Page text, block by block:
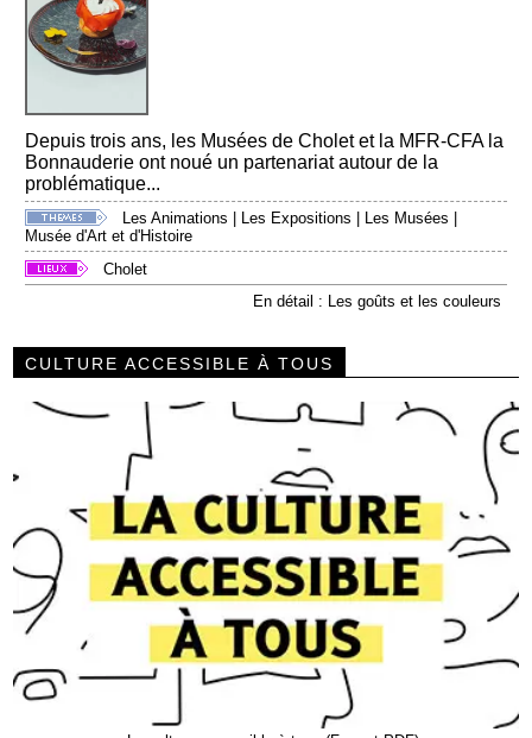
Depuis trois ans, les Musées de Cholet et la MFR-CFA la
Bonnauderie ont noué un partenariat autour de la
problématique...
Les Animations Les Expositions Les Musées
Musée d'Art et d'Histoire
Cholet
En détail : Les goûts et les couleurs
CULTURE ACCESSIBLE À TOUS